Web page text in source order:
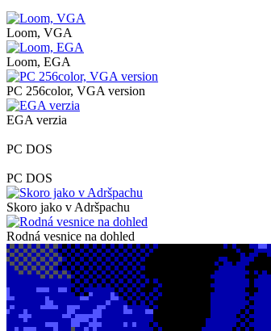
Loom, VGA
Loom, EGA
PC 256color, VGA version
EGA verzia
PC DOS
PC DOS
Skoro jako v Adršpachu
Rodná vesnice na dohled